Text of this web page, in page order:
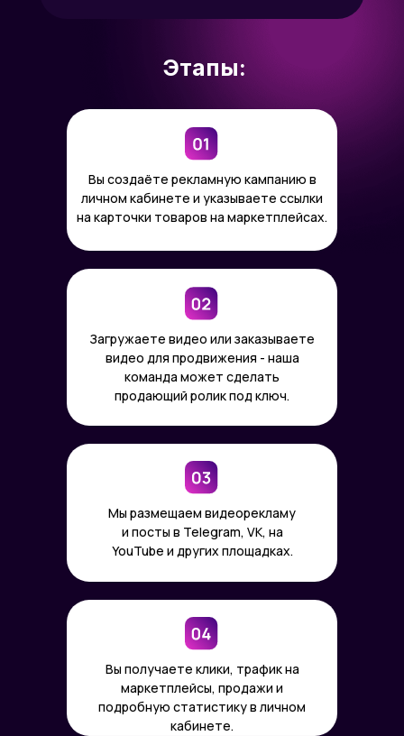
Этапы:
Вы создаёте рекламную кампанию в
личном кабинете и указываете ссылки
на карточки товаров на маркетплейсах.
Загружаете видео или заказываете
видео для продвижения - наша
команда может сделать
продающий ролик под ключ.
Мы размещаем видеорекламу
и посты в Telegram, VK, на
YouTube и других площадках.
Вы получаете клики, трафик на
маркетплейсы, продажи и
подробную статистику в личном
кабинете.